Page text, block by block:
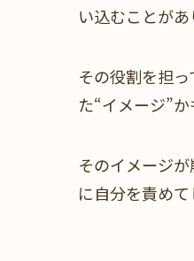
い込むことがあ
その役割を担
た“イメージ”か
そのイメージ
に自分を責めて